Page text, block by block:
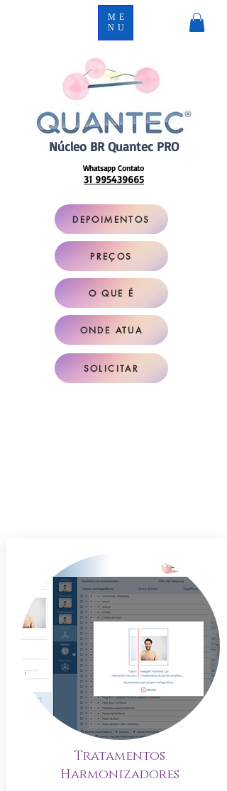
Núcleo BR Quantec PRO
Whatsapp Contato
31 995439665
ME
NU
DEPOIMENTOS
PREÇOS
O QUE É
ONDE ATUA
SOLICITAR
Tratamentos
Harmonizadores